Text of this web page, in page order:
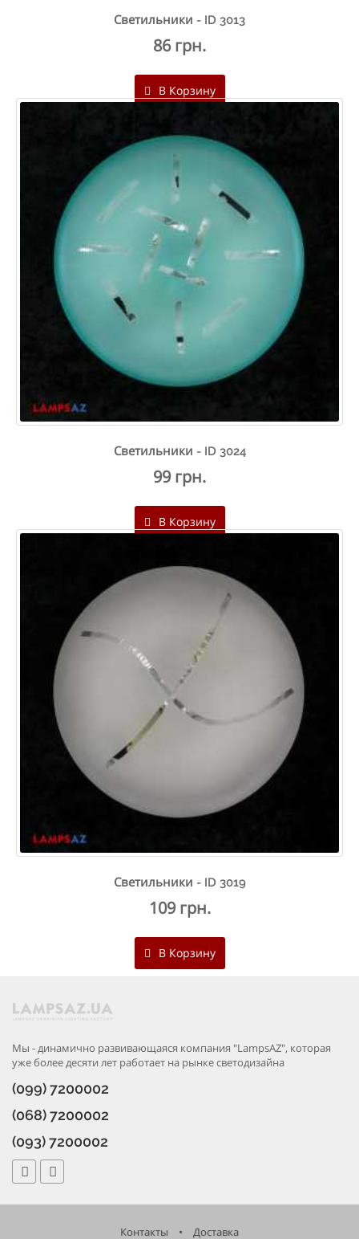
Светильники - ID 3013
86 грн.
В Корзину
Светильники - ID 3024
99 грн.
В Корзину
Светильники - ID 3019
109 грн.
В Корзину
Мы - динамично развивающаяся компания "LampsAZ", которая
уже более десяти лет работает на рынке светодизайна
(099) 7200002
(068) 7200002
(093) 7200002
Контакты • Доставка